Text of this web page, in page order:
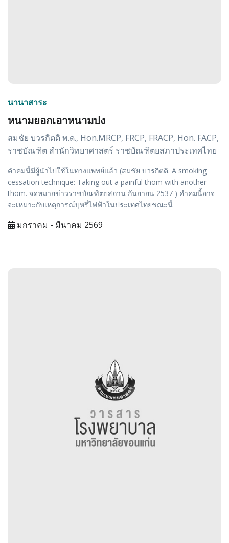
นานาสาระ
หนามยอกเอาหนามบ่ง
สมชัย บวรกิตติ พ.ด., Hon.MRCP, FRCP, FRACP, Hon. FACP,
ราชบัณฑิต สำนักวิทยาศาสตร์ ราชบัณฑิตยสภาประเทศไทย
คำคมนี้มีผู้นำไปใช้ในทางแพทย์แล้ว (สมชัย บวรกิตติ. A smoking
cessation technique: Taking out a painful thom with another
thom. จดหมายข่าวราชบัณฑิตยสถาน กันยายน 2537 ) คำคมนี้อาจ
จะเหมาะกับเหตุการณ์บุหรี่ไฟฟ้าในประเทศไทยชณะนี้
มกราคม - มีนาคม 2569